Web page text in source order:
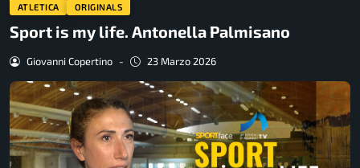
ATLETICA ORIGINALS
Sport is my life. Antonella Palmisano
Giovanni Copertino - 23 Marzo 2026